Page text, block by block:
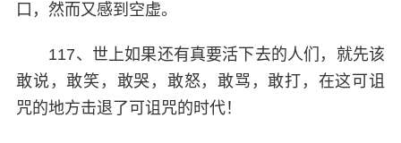
口，然而又感到空虚。
117、世上如果还有真要活下去的人们，就先该
敢说，敢笑，敢哭，敢怒，敢骂，敢打，在这可诅
咒的地方击退了可诅咒的时代！